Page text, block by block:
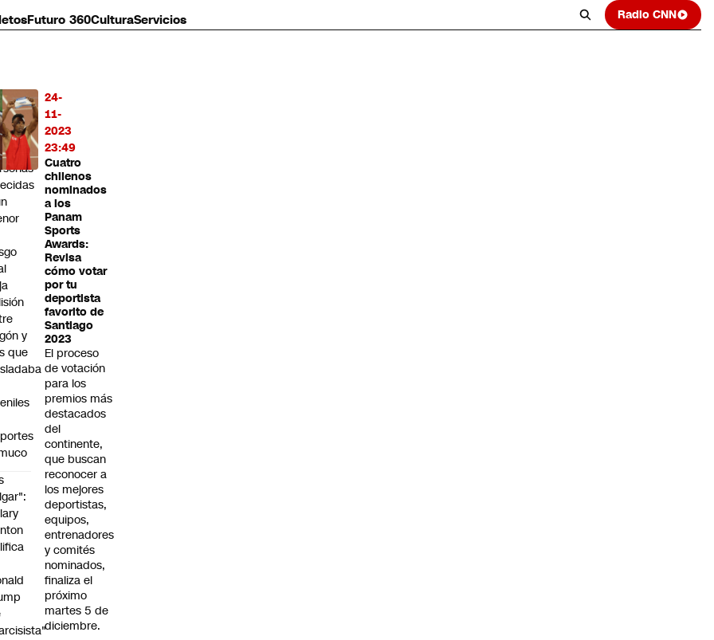
Futuro 360CulturaServicios Radio CNN
24-
11-
2023
23:49
Cuatro
chilenos
nominados
a los
Panam
Sports
Awards:
Revisa
cómo votar
por tu
deportista
favorito de
Santiago
2023
El proceso
de votación
para los
premios más
destacados
del
continente,
que buscan
reconocer a
los mejores
deportistas,
equipos,
entrenadores
y comités
nominados,
finaliza el
próximo
martes 5 de
diciembre.
y
que